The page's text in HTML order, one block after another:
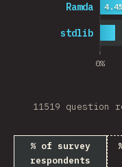
0%
stdlib
Ramda
11519 question
% of survey
respondents